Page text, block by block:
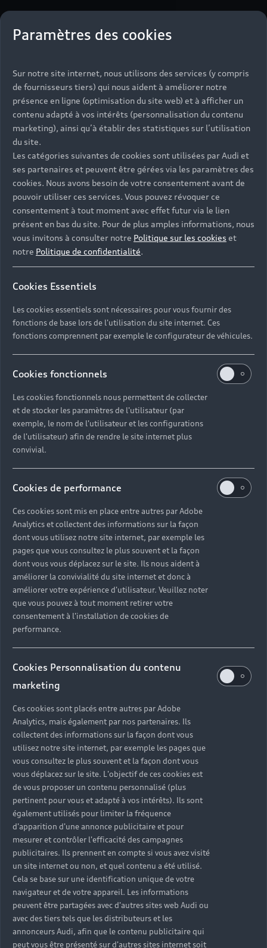
Paramètres des cookies
Sur notre site internet, nous utilisons des services (y compris
de fournisseurs tiers) qui nous aident à améliorer notre
présence en ligne (optimisation du site web) et à afficher un
contenu adapté à vos intérêts (personnalisation du contenu
marketing), ainsi qu’à établir des statistiques sur l’utilisation
du site.
Les catégories suivantes de cookies sont utilisées par Audi et
ses partenaires et peuvent être gérées via les paramètres des
cookies. Nous avons besoin de votre consentement avant de
pouvoir utiliser ces services. Vous pouvez révoquer ce
consentement à tout moment avec effet futur via le lien
présent en bas du site. Pour de plus amples informations, nous
vous invitons à consulter notre Politique sur les cookies et
notre Politique de confidentialité.
Cookies Essentiels
Les cookies essentiels sont nécessaires pour vous fournir des
fonctions de base lors de l'utilisation du site internet. Ces
fonctions comprennent par exemple le configurateur de véhicules.
Cookies fonctionnels
Les cookies fonctionnels nous permettent de collecter
et de stocker les paramètres de l'utilisateur (par
exemple, le nom de l'utilisateur et les configurations
de l'utilisateur) afin de rendre le site internet plus
convivial.
Cookies de performance
Ces cookies sont mis en place entre autres par Adobe
Analytics et collectent des informations sur la façon
dont vous utilisez notre site internet, par exemple les
pages que vous consultez le plus souvent et la façon
dont vous vous déplacez sur le site. Ils nous aident à
améliorer la convivialité du site internet et donc à
améliorer votre expérience d'utilisateur. Veuillez noter
que vous pouvez à tout moment retirer votre
consentement à l'installation de cookies de
performance.
Cookies Personnalisation du contenu
marketing
Ces cookies sont placés entre autres par Adobe
Analytics, mais également par nos partenaires. Ils
collectent des informations sur la façon dont vous
utilisez notre site internet, par exemple les pages que
vous consultez le plus souvent et la façon dont vous
vous déplacez sur le site. L'objectif de ces cookies est
de vous proposer un contenu personnalisé (plus
pertinent pour vous et adapté à vos intérêts). Ils sont
également utilisés pour limiter la fréquence
d'apparition d'une annonce publicitaire et pour
mesurer et contrôler l'efficacité des campagnes
publicitaires. Ils prennent en compte si vous avez visité
un site internet ou non, et quel contenu a été utilisé.
Cela se base sur une identification unique de votre
navigateur et de votre appareil. Les informations
peuvent être partagées avec d'autres sites web Audi ou
avec des tiers tels que les distributeurs et les
annonceurs Audi, afin que le contenu publicitaire qui
peut vous être présenté sur d'autres sites internet soit